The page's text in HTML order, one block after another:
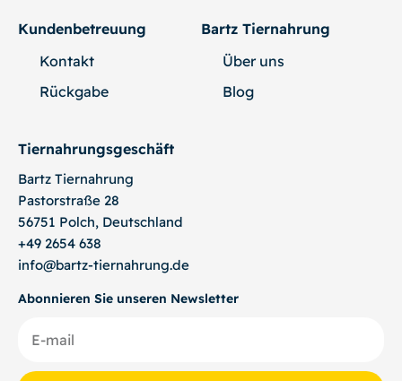
Kundenbetreuung
Kontakt
Rückgabe
Bartz Tiernahrung
Über uns
Blog
Tiernahrungsgeschäft
Bartz Tiernahrung
Pastorstraße 28
56751 Polch, Deutschland
+49 2654 638
info@bartz-tiernahrung.de
Abonnieren Sie unseren Newsletter